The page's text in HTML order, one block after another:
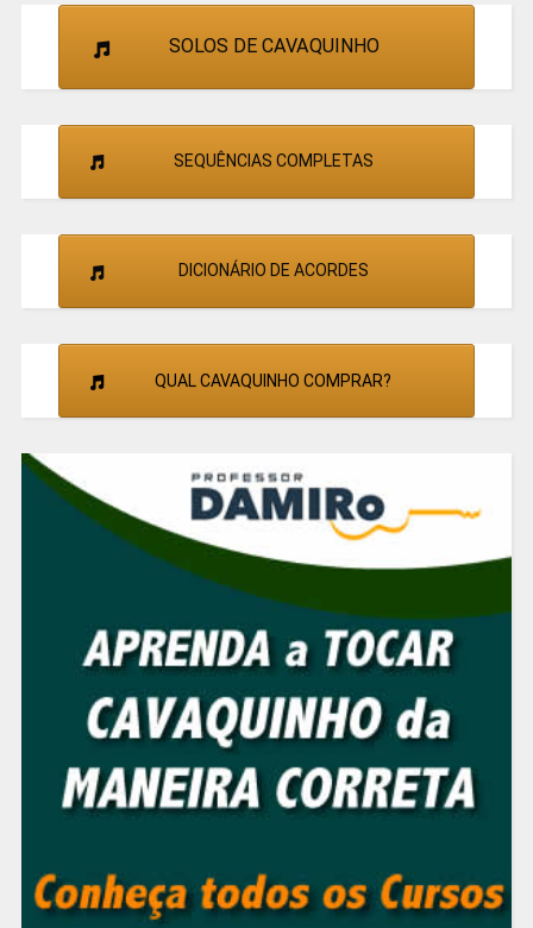
SOLOS DE CAVAQUINHO
SEQUÊNCIAS COMPLETAS
DICIONÁRIO DE ACORDES
QUAL CAVAQUINHO COMPRAR?